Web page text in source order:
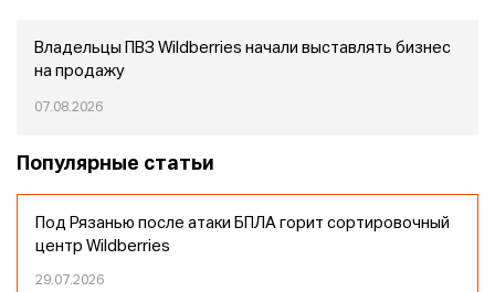
Владельцы ПВЗ Wildberries начали выставлять бизнес
на продажу
07.08.2026
Популярные статьи
Под Рязанью после атаки БПЛА горит сортировочный
центр Wildberries
29.07.2026